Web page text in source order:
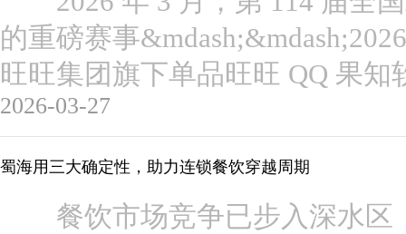
的重磅赛事
旺旺集团旗下单品旺旺 QQ 果
2026-03-27
蜀海用三大确定性，助力连锁餐饮穿越周期
餐饮市场竞争已步入深水区